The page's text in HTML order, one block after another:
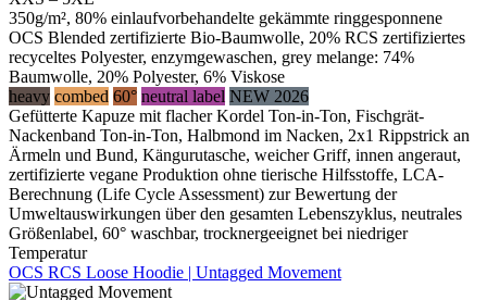
350g/m², 80% einlaufvorbehandelte gekämmte ringgesponnene
OCS Blended zertifizierte Bio-Baumwolle, 20% RCS zertifiziertes
recyceltes Polyester, enzymgewaschen, grey melange: 74%
Baumwolle, 20% Polyester, 6% Viskose
heavy combed 60° neutral label NEW 2026
Gefütterte Kapuze mit flacher Kordel Ton-in-Ton, Fischgrät-
Nackenband Ton-in-Ton, Halbmond im Nacken, 2x1 Rippstrick an
Ärmeln und Bund, Kängurutasche, weicher Griff, innen angeraut,
zertifizierte vegane Produktion ohne tierische Hilfsstoffe, LCA-
Berechnung (Life Cycle Assessment) zur Bewertung der
Umweltauswirkungen über den gesamten Lebenszyklus, neutrales
Größenlabel, 60° waschbar, trocknergeeignet bei niedriger
Temperatur
OCS RCS Loose Hoodie | Untagged Movement